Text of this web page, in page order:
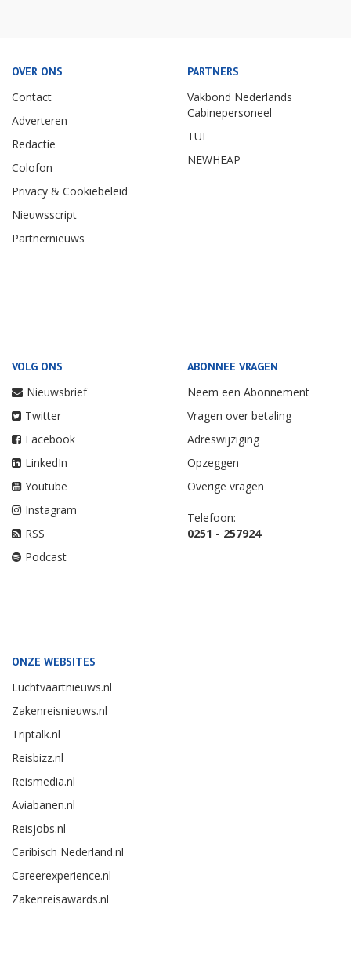
OVER ONS
Contact
Adverteren
Redactie
Colofon
Privacy & Cookiebeleid
Nieuwsscript
Partnernieuws
PARTNERS
Vakbond Nederlands
Cabinepersoneel
TUI
NEWHEAP
VOLG ONS
Nieuwsbrief
Twitter
Facebook
LinkedIn
Youtube
Instagram
RSS
Podcast
ABONNEE VRAGEN
Neem een Abonnement
Vragen over betaling
Adreswijziging
Opzeggen
Overige vragen
Telefoon:
0251 - 257924
ONZE WEBSITES
Luchtvaartnieuws.nl
Zakenreisnieuws.nl
Triptalk.nl
Reisbizz.nl
Reismedia.nl
Aviabanen.nl
Reisjobs.nl
Caribisch Nederland.nl
Careerexperience.nl
Zakenreisawards.nl